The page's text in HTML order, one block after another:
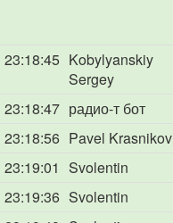
23:18:45 Kobylyanskiy
Sergey
23:18:47 радио-т бот
23:18:56 Pavel Krasnikov
23:19:01 Svolentin
23:19:36 Svolentin